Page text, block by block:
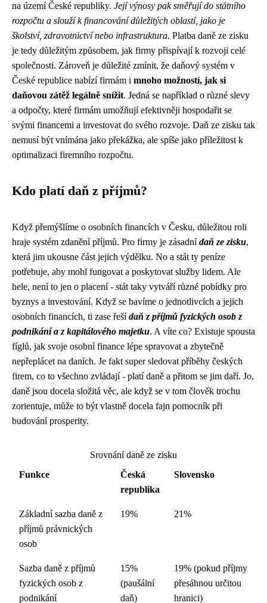
na území České republiky. Její výnosy pak směřují do státního
rozpočtu a slouží k financování důležitých oblastí, jako je
školství, zdravotnictví nebo infrastruktura. Platba daně ze zisku
je tedy důležitým způsobem, jak firmy přispívají k rozvoji celé
společnosti. Zároveň je důležité zmínit, že daňový systém v
České republice nabízí firmám i mnoho možností, jak si
daňovou zátěž legálně snížit. Jedná se například o různé slevy
a odpočty, které firmám umožňují efektivněji hospodařit se
svými financemi a investovat do svého rozvoje. Daň ze zisku tak
nemusí být vnímána jako překážka, ale spíše jako příležitost k
optimalizaci firemního rozpočtu.
Kdo platí daň z příjmů?
Když přemýšlíme o osobních financích v Česku, důležitou roli
hraje systém zdanění příjmů. Pro firmy je zásadnídaň ze zisku,
která jim ukousne část jejich výdělku. No a stát ty peníze
potřebuje, aby mohl fungovat a poskytovat služby lidem. Ale
hele, není to jen o placení - stát taky vytváří různé pobídky pro
byznys a investování. Když se bavíme o jednotlivcích a jejich
osobních financích, ti zase řešídaň z příjmů fyzických osob z
podnikání a z kapitálového majetku. A víte co? Existuje spousta
fíglů, jak svoje osobní finance lépe spravovat a zbytečně
nepřeplácet na daních. Je fakt super sledovat příběhy českých
firem, co to všechno zvládají - platí daně a přitom se jim daří. Jo,
daně jsou docela složitá věc, ale když se v tom člověk trochu
zorientuje, může to být vlastně docela fajn pomocník při
budování prosperity.
Srovnání daně ze zisku
Funkce
Česká
republika
Slovensko
Základní sazba daně z
příjmů právnických
osob
19% 21%
Sazba daně z příjmů
fyzických osob z
podnikání
15%
(paušální
daň)
19% (pokud příjmy
přesáhnou určitou
hranici)